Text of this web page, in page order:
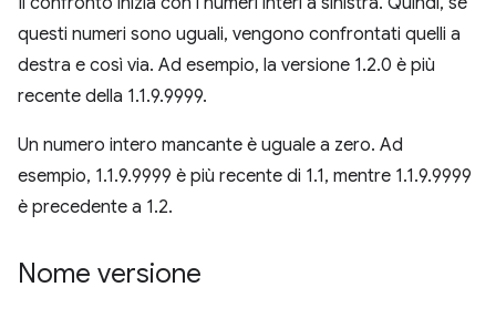
questi numeri sono uguali, vengono confrontati quelli a
destra e così via. Ad esempio, la versione 1.2.0 è più
recente della 1.1.9.9999.
Un numero intero mancante è uguale a zero. Ad
esempio, 1.1.9.9999 è più recente di 1.1, mentre 1.1.9.9999
è precedente a 1.2.
Nome versione